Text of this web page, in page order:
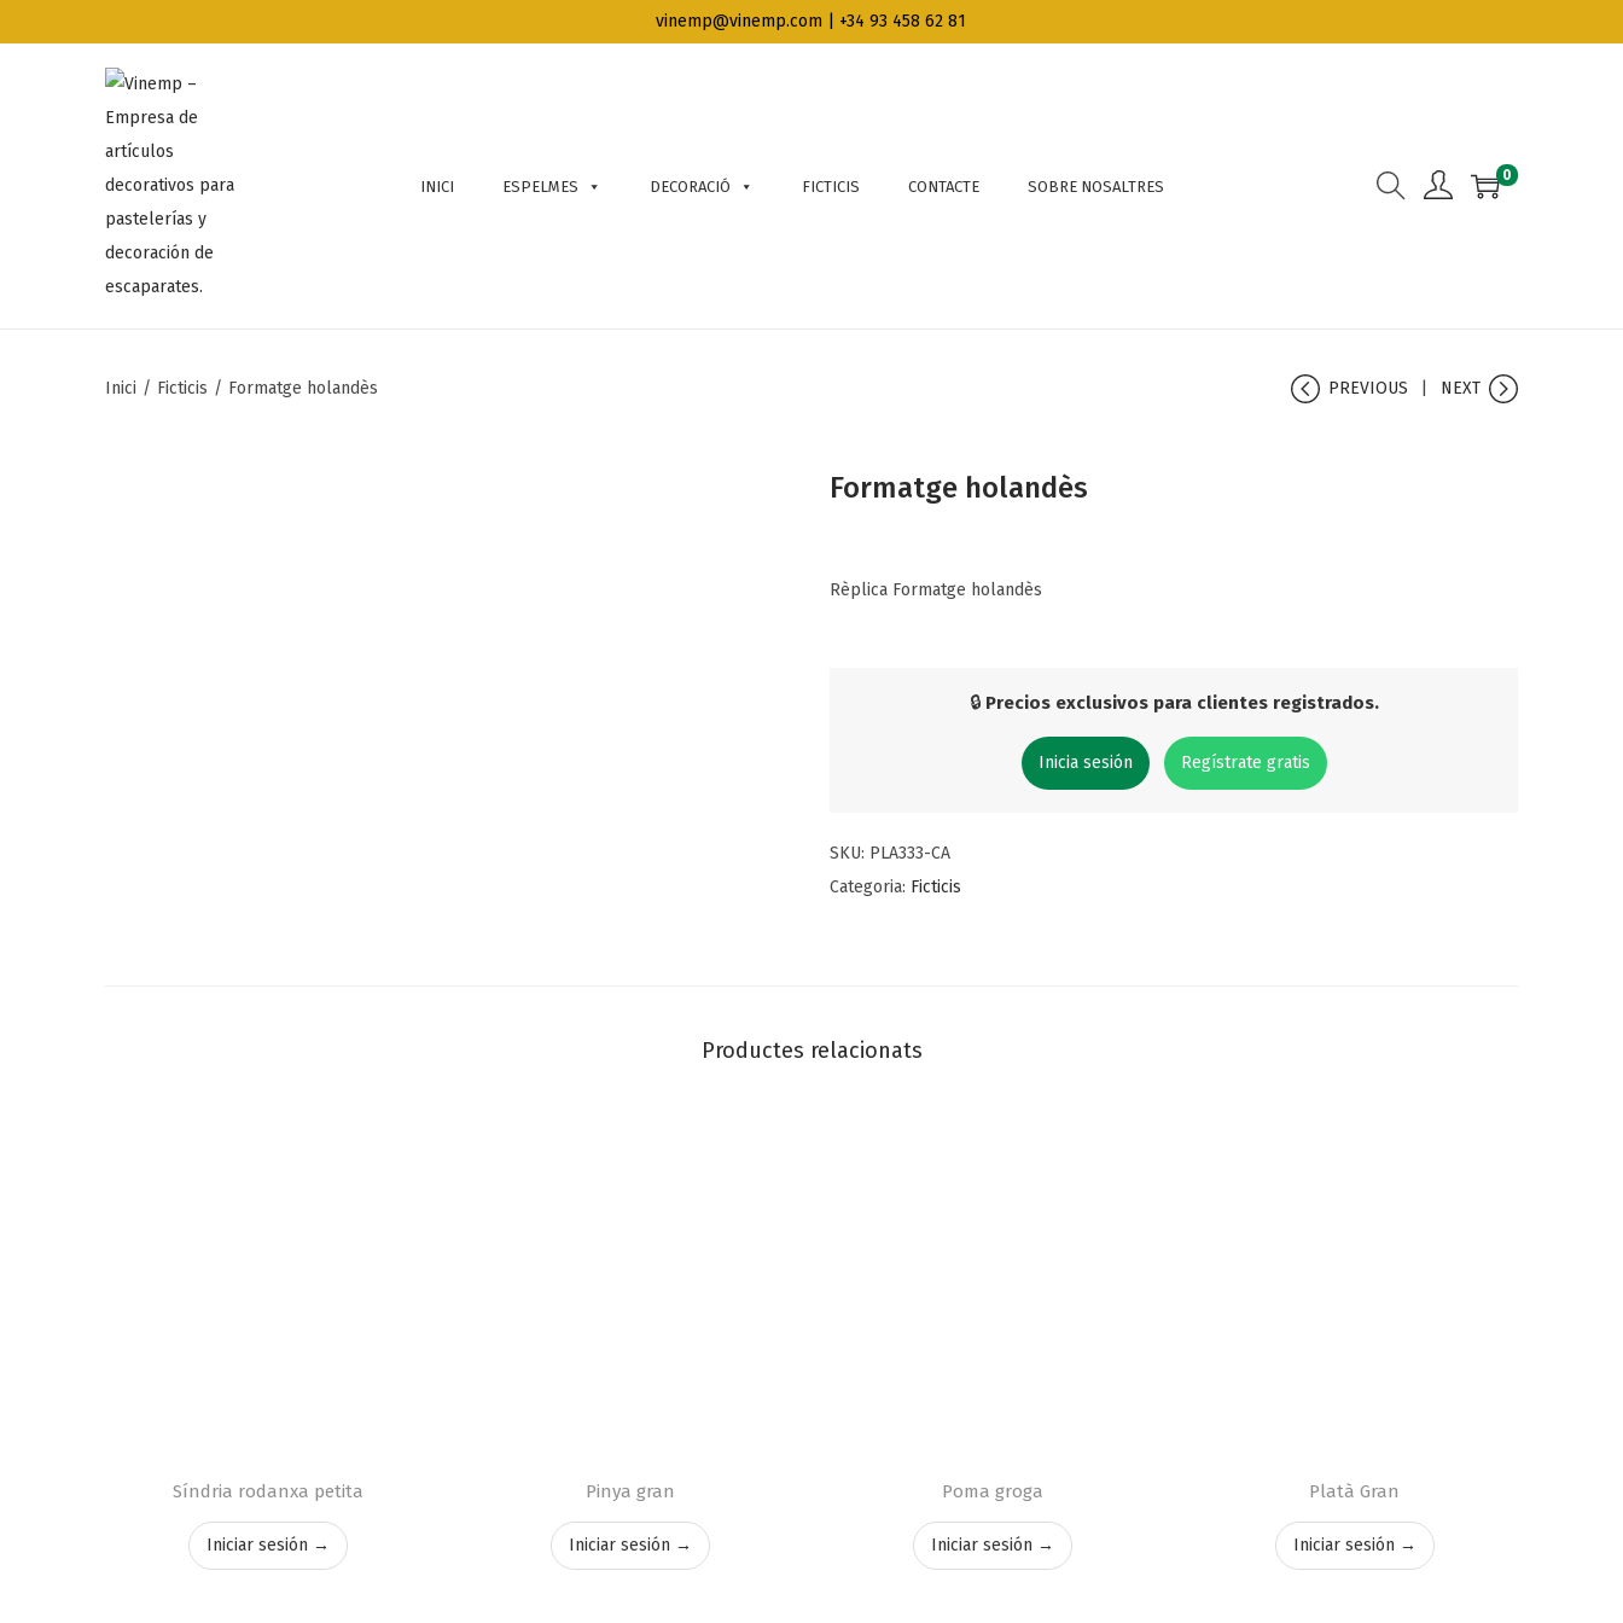
vinemp@vinemp.com | +34 93 458 62 81
INICI ESPELMES DECORACIÓ FICTICIS CONTACTE SOBRE NOSALTRES
0
Inici / Ficticis / Formatge holandès PREVIOUS NEXT
Formatge holandès
Rèplica Formatge holandès
🔒 Precios exclusivos para clientes registrados.
Inicia sesión Regístrate gratis
SKU: PLA333-CA
Categoria: Ficticis
Productes relacionats
Síndria rodanxa petita
Iniciar sesión →
Pinya gran
Iniciar sesión →
Poma groga
Iniciar sesión →
Platà Gran
Iniciar sesión →